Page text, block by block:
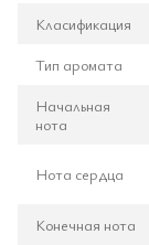
Класификация
Тип аромата
Начальная
нота
Нота сердца
Конечная нота